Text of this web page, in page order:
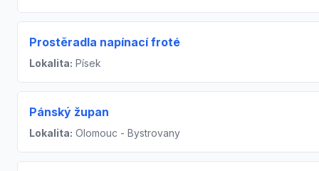
Prostěradla napínací froté
Lokalita: Písek
Pánský župan
Lokalita: Olomouc - Bystrovany